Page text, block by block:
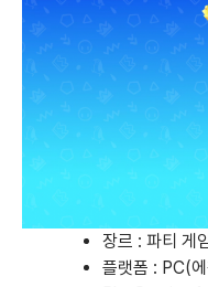
장르 : 파티 게
플랫폼 : PC(